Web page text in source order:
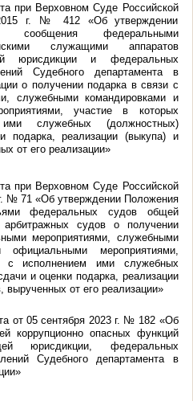
при Верховном Суде Российской
г. № 412 «Об утверждении
федеральными
служащими аппаратов
юрисдикции и федеральных
Судебного департамента в
о получении подарка в связи с
служебными командировками и
участие в которых
служебных (должностных)
подарка, реализации (выкупа) и
от его реализации»
при Верховном Суде Российской
№ 71 «Об утверждении Положения
федеральных судов общей
судов о получении
мероприятиями, служебными
мероприятиями,
с исполнением ими служебных
и оценки подарка, реализации
вырученных от его реализации»
от 05 сентября 2023 г. № 182 «Об
коррупционно опасных функций
юрисдикции, федеральных
Судебного департамента в